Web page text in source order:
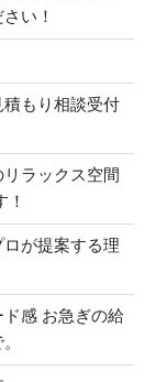
い！
もり相談受付
ラックス空間
が提案する理
感 お急ぎの給